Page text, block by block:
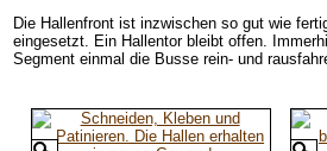
Die Hallenfront ist inzwischen so gut wie
eingesetzt. Ein Hallentor bleibt offen.
Segment einmal die Busse rein- und